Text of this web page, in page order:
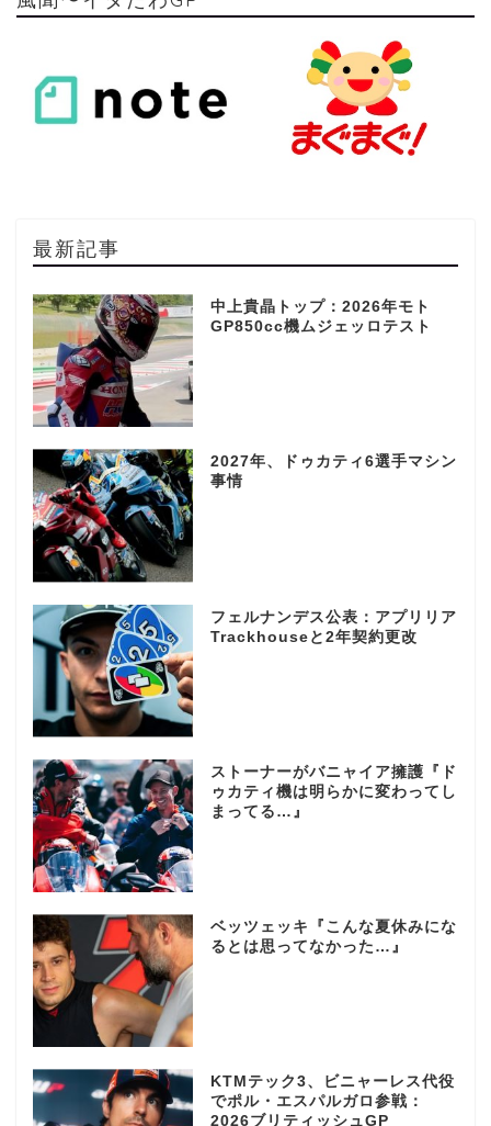
最新記事
中上貴晶トップ：2026年モト
GP850cc機ムジェッロテスト
2027年、ドゥカティ6選手マシン
事情
フェルナンデス公表：アプリリア
Trackhouseと2年契約更改
ストーナーがバニャイア擁護『ド
ゥカティ機は明らかに変わってし
まってる…』
ベッツェッキ『こんな夏休みにな
るとは思ってなかった…』
KTMテック3、ビニャーレス代役
でポル・エスパルガロ参戦：
2026ブリティッシュGP